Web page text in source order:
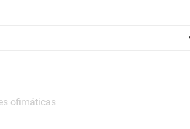
ofimáticas